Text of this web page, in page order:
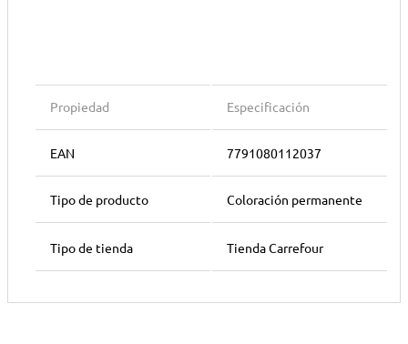
Propiedad Especificación
EAN 7791080112037
Tipo de producto Coloración permanente
Tipo de tienda Tienda Carrefour